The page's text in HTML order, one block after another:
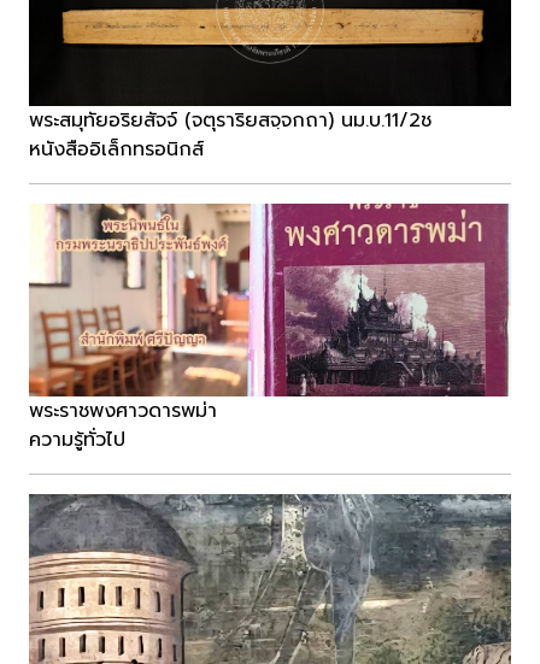
พระสมุทัยอริยสัจจ์ (จตุราริยสจฺจกถา) นม.บ.11/2ช
หนังสืออิเล็กทรอนิกส์
พระราชพงศาวดารพม่า
ความรู้ทั่วไป